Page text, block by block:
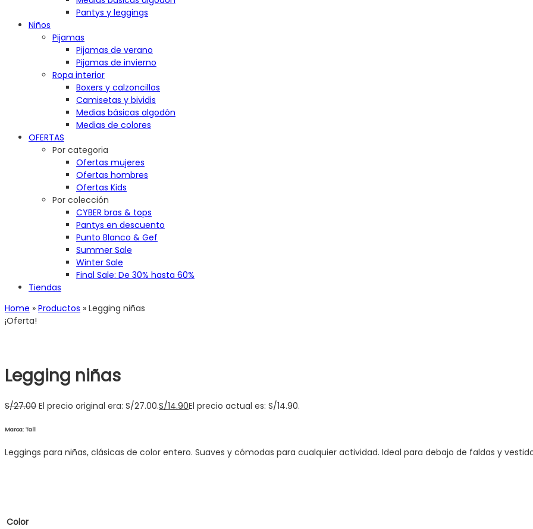
Pantys y leggings
Niños
Pijamas
Pijamas de verano
Pijamas de invierno
Ropa interior
Boxers y calzoncillos
Camisetas y bividis
Medias básicas algodón
Medias de colores
OFERTAS
Por categoria
Ofertas mujeres
Ofertas hombres
Ofertas Kids
Por colección
CYBER bras & tops
Pantys en descuento
Punto Blanco & Gef
Summer Sale
Winter Sale
Final Sale: De 30% hasta 60%
Tiendas
Home » Productos » Legging niñas
¡Oferta!
Legging niñas
S/27.00 El precio original era: S/27.00.S/14.90El precio actual es: S/14.90.
Marca: Tall
Leggings para niñas, clásicas de color entero. Suaves y cómodas para cualquier actividad. Ideal para debajo de faldas y
Color